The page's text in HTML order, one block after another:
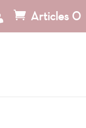
Articles 0